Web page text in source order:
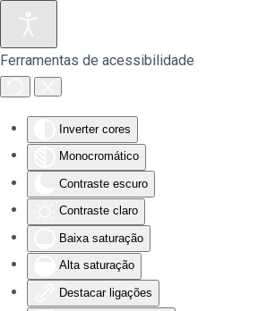
Ferramentas de acessibilidade
Inverter cores
Monocromático
Contraste escuro
Contraste claro
Baixa saturação
Alta saturação
Destacar ligações
Saltar para o conteúdo principal